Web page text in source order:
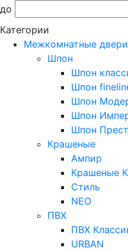
до
Категории
Межкомнатные двери
Шпон
Шпон
Шпон
Шпон
Шпон
Шпон
Крашеные
Ампир
Крашеные
Стиль
NEO
ПВХ
ПВХ
URBAN